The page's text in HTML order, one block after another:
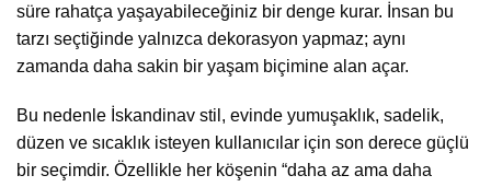
süre rahatça yaşayabileceğiniz bir denge kurar. İnsan bu
tarzı seçtiğinde yalnızca dekorasyon yapmaz; aynı
zamanda daha sakin bir yaşam biçimine alan açar.
Bu nedenle İskandinav stil, evinde yumuşaklık, sadelik,
düzen ve sıcaklık isteyen kullanıcılar için son derece güçlü
bir seçimdir. Özellikle her köşenin “daha az ama daha